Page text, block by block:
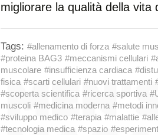
migliorare la qualità della vita
Tags: #allenamento di forza #salute
#proteina BAG3 #meccanismi cellulari
muscolare #insufficienza cardiaca
fisica #scarti cellulari #nuovi trattamenti
#scoperta scientifica #ricerca sportiva
muscoli #medicina moderna #metodi
#sviluppo medico #terapia #malattie
#tecnologia medica #spazio